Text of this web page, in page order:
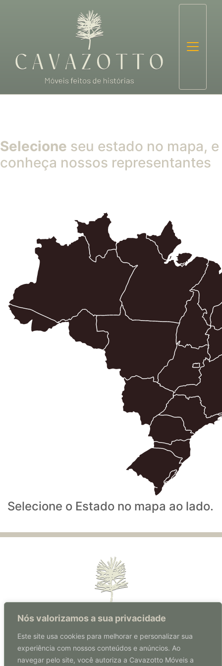
Nós valorizamos a sua privacidade
Este site usa cookies para melhorar e personalizar sua
experiência com nossos conteúdos e anúncios. Ao
navegar pelo site, você autoriza a Cavazotto Móveis a
Selecione seu estado no mapa, e
conheça nossos representantes
Selecione o Estado no mapa ao lado.
Rua Florianópolis, 570 | Centro